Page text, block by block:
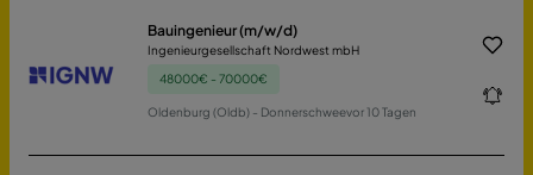
Bauingenieur (m/w/d)
Ingenieurgesellschaft Nordwest mbH
48000€ - 70000€
Oldenburg (Oldb) - Donnerschweevor 10 Tagen